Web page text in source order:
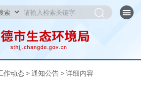
作动态 > 通知公告 > 详细内容